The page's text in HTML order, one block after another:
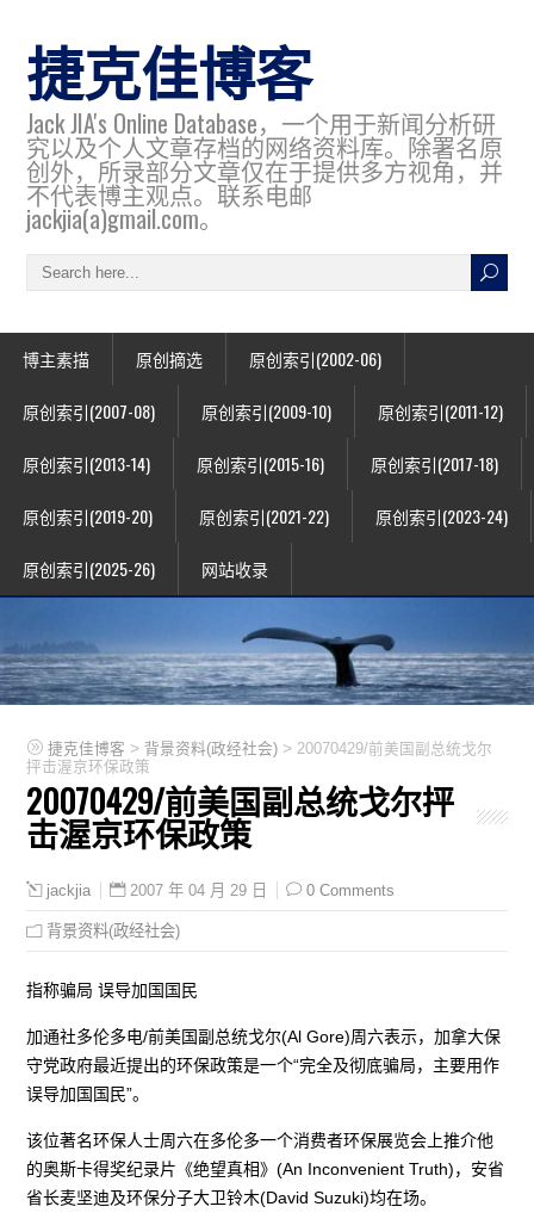
捷克佳博客
Jack JIA's Online Database，一个用于新闻分析研
究以及个人文章存档的网络资料库。除署名原
创外，所录部分文章仅在于提供多方视角，并
不代表博主观点。联系电邮
jackjia(a)gmail.com。
博主素描 原创摘选 原创索引(2002-06)
原创索引(2007-08) 原创索引(2009-10) 原创索引(2011-12)
原创索引(2013-14) 原创索引(2015-16) 原创索引(2017-18)
原创索引(2019-20) 原创索引(2021-22) 原创索引(2023-24)
原创索引(2025-26) 网站收录
捷克佳博客 > 背景资料(政经社会) > 20070429/前美国副总统戈尔
抨击渥京环保政策
20070429/前美国副总统戈尔抨
击渥京环保政策
jackjia 2007 年 04 月 29 日 0 Comments
背景资料(政经社会)
指称骗局 误导加国国民
加通社多伦多电/前美国副总统戈尔(Al Gore)周六表示，加拿大保
守党政府最近提出的环保政策是一个“完全及彻底骗局，主要用作
误导加国国民”。
该位著名环保人士周六在多伦多一个消费者环保展览会上推介他
的奥斯卡得奖纪录片《绝望真相》(An Inconvenient Truth)，安省
省长麦坚迪及环保分子大卫铃木(David Suzuki)均在场。